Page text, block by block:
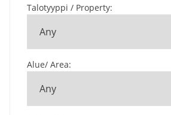
Talotyyppi / Property:
Alue/ Area: